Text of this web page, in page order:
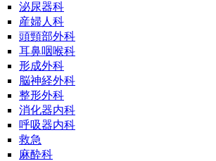
泌尿器科
産婦人科
頭頸部外科
耳鼻咽喉科
形成外科
脳神経外科
整形外科
消化器内科
呼吸器内科
救急
麻酔科